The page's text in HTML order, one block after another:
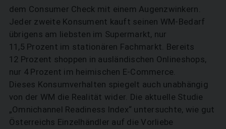
dem Consumer Check mit einem Augenzwinkern.
Jeder zweite Konsument kauft seinen WM-Bedarf
übrigens am liebsten im Supermarkt, nur
11,5 Prozent im stationären Fachmarkt. Bereits
12 Prozent shoppen in ausländischen Onlineshops,
nur 4 Prozent im heimischen E-Commerce.
Dieses Konsumverhalten spiegelt auch unabhängig
von der WM die Realität wider. Die aktuelle Studie
„Omnichannel Readiness Index“ untersuchte, wie gut
Österreichs Einzelhändler auf die Vorliebe